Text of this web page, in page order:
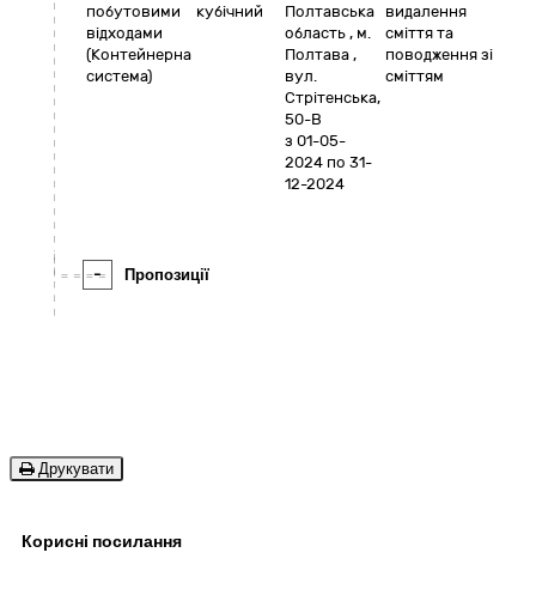
побутовими
відходами
(Контейнерна
система)
кубічний
Полтавська
область , м.
Полтава ,
вул.
Стрітенська,
50-В
з 01-05-
2024 по 31-
12-2024
видалення
сміття та
поводження зі
сміттям
- Пропозиції
Друкувати
Корисні посилання